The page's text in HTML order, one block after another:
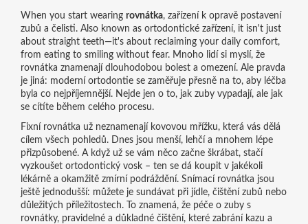
When you start wearing rovnátka, zařízení k opravě postavení
zubů a čelisti. Also known as ortodontické zařízení, it isn't just
about straight teeth—it's about reclaiming your daily comfort,
from eating to smiling without fear.Mnoho lidí si myslí, že
rovnátka znamenají dlouhodobou bolest a omezení. Ale pravda
je jiná: moderní ortodontie se zaměřuje přesně na to, aby léčba
byla co nejpříjemnější. Nejde jen o to, jak zuby vypadají, ale jak
se cítíte během celého procesu.
Fixní rovnátka už neznamenají kovovou mřížku, která vás dělá
cílem všech pohledů. Dnes jsou menší, lehčí a mnohem lépe
přizpůsobené. A když už se vám něco začne škrábat, stačí
vyzkoušet ortodontický vosk – ten se dá koupit v jakékoli
lékárně a okamžitě zmírní podráždění. Snímací rovnátka jsou
ještě jednodušší: můžete je sundávat při jídle, čištění zubů nebo
důležitých příležitostech. To znamená, že péče o zuby s
rovnátky, pravidelné a důkladné čištění, které zabrání kazu a